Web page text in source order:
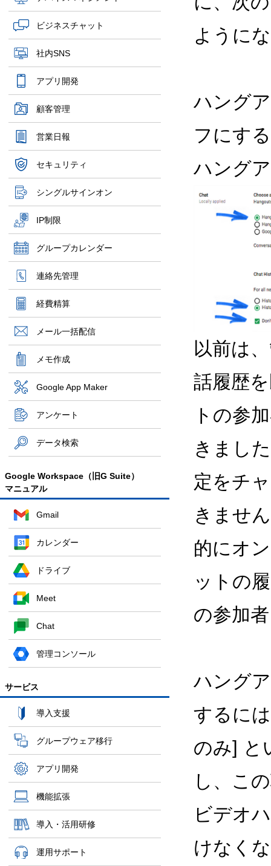
ビジネスチャット
社内SNS
アプリ開発
顧客管理
営業日報
セキュリティ
シングルサインオン
IP制限
グループカレンダー
連絡先管理
経費精算
メール一括配信
メモ作成
Google App Maker
アンケート
データ検索
Google Workspace（旧G Suite）
マニュアル
Gmail
カレンダー
ドライブ
Meet
Chat
管理コンソール
サービス
導入支援
グループウェア移行
アプリ開発
機能拡張
導入・活用研修
運用サポート
ように
ハング
フにする
ハング
以前は
話履歴
トの参
きまし
定をチ
きませ
的にオ
ットの
の参加
ハング
するに
のみ] と
し、こ
ビデオ
けなく